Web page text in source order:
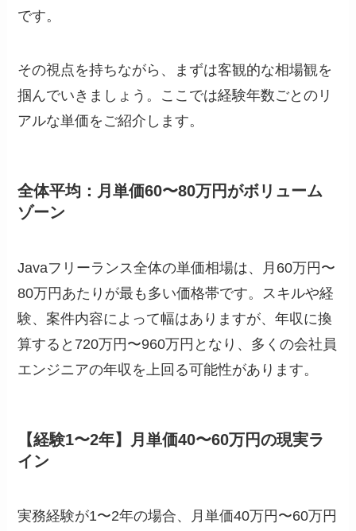
です。
その視点を持ちながら、まずは客観的な相場観を
掴んでいきましょう。ここでは経験年数ごとのリ
アルな単価をご紹介します。
全体平均：月単価60〜80万円がボリューム
ゾーン
Javaフリーランス全体の単価相場は、月60万円〜
80万円あたりが最も多い価格帯です。スキルや経
験、案件内容によって幅はありますが、年収に換
算すると720万円〜960万円となり、多くの会社員
エンジニアの年収を上回る可能性があります。
【経験1〜2年】月単価40〜60万円の現実ラ
イン
実務経験が1〜2年の場合、月単価40万円〜60万円